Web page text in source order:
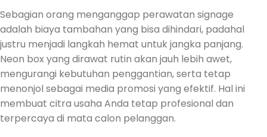
Sebagian orang menganggap perawatan signage
adalah biaya tambahan yang bisa dihindari, padahal
justru menjadi langkah hemat untuk jangka panjang.
Neon box yang dirawat rutin akan jauh lebih awet,
mengurangi kebutuhan penggantian, serta tetap
menonjol sebagai media promosi yang efektif. Hal ini
membuat citra usaha Anda tetap profesional dan
terpercaya di mata calon pelanggan.